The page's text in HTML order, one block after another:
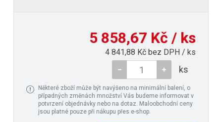
5 858,67 Kč / ks
4 841,88 Kč bez DPH / ks
ks
Některé zboží může být navýšeno na minimální balení, o
případných změnách množství Vás budeme informovat v
potvrzení objednávky nebo na dotaz. Maloobchodní ceny
jsou platné pouze při nákupu přes e-shop.